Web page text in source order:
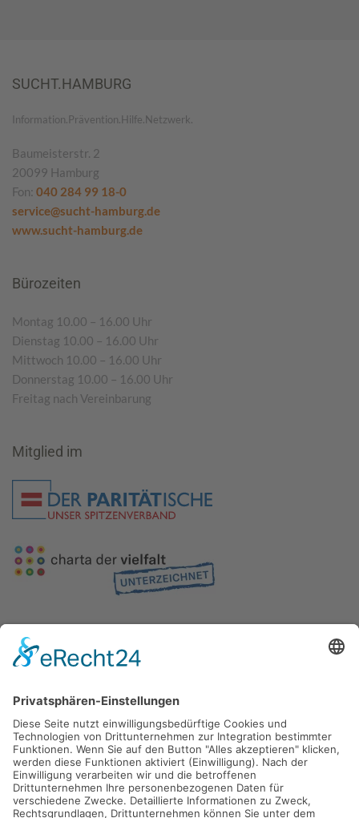
SUCHT.HAMBURG
Information.Prävention.Hilfe.Netzwerk.
Baumeisterstr. 2
20099 Hamburg
Fon: 040 284 99 18-0
service@sucht-hamburg.de
www.sucht-hamburg.de
Bürozeiten
Montag 10.00 – 16.00 Uhr
Dienstag 10.00 – 16.00 Uhr
Mittwoch 10.00 – 16.00 Uhr
Donnerstag 10.00 – 16.00 Uhr
Freitag nach Vereinbarung
Mitglied im
Gefördert durch die
Freie und Hansestadt Hamburg